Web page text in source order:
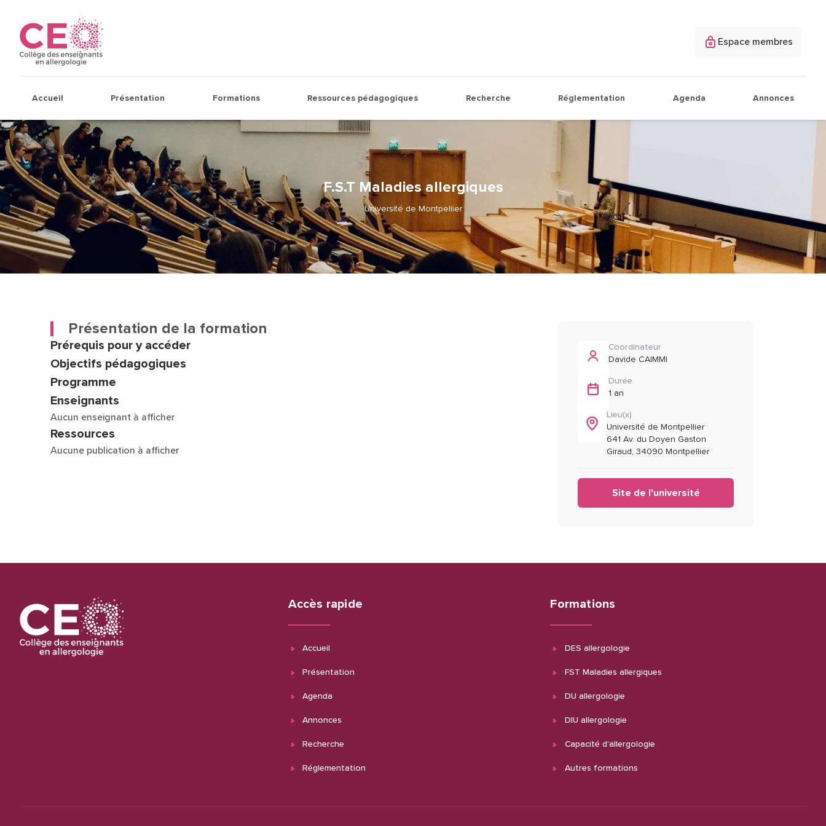
Espace membres
Accueil Présentation Formations Ressources pédagogiques Recherche Réglementation Agenda Annonces
F.S.T Maladies allergiques
Université de Montpellier
Présentation de la formation
Prérequis pour y accéder
Objectifs pédagogiques
Programme
Enseignants
Aucun enseignant à afficher
Ressources
Aucune publication à afficher
Coordinateur
Davide CAIMMI
Durée
1 an
Lieu(x)
Université de Montpellier
641 Av. du Doyen Gaston
Giraud, 34090 Montpellier
Site de l'université
Accès rapide
Accueil
Présentation
Agenda
Annonces
Recherche
Réglementation
Formations
DES allergologie
FST Maladies allergiques
DU allergologie
DIU allergologie
Capacité d'allergologie
Autres formations